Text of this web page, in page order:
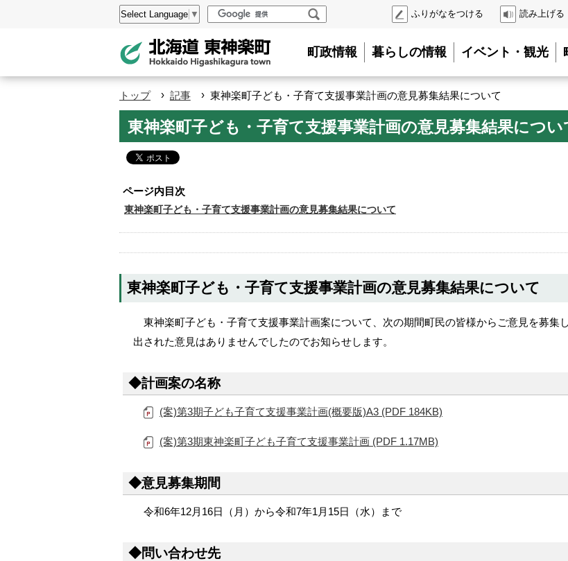
設
Select Language ▼
索
ふりがなをつける 読み上げる
町政情報 暮らしの情報 イベント・観光
トップ › 記事 › 東神楽町子ども・子育て支援事業計画の意見募集結果について
東神楽町子ども・子育て支援事業計画の意見募集結果につい
ページ内目次
東神楽町子ども・子育て支援事業計画の意見募集結果について
東神楽町子ども・子育て支援事業計画の意見募集結果について
東神楽町子ども・子育て支援事業計画案について、次の期間町民の皆様からご意見を募集
出された意見はありませんでしたのでお知らせします。
◆計画案の名称
(案)第3期子ども子育て支援事業計画(概要版)A3 (PDF 184KB)
(案)第3期東神楽町子ども子育て支援事業計画 (PDF 1.17MB)
◆意見募集期間
令和6年12月16日（月）から令和7年1月15日（水）まで
◆問い合わせ先
ペ
ー
ジ
ト
ッ
文
へ
ー